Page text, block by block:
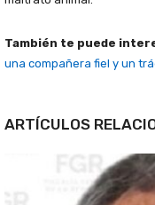
También te puede
una compañera fiel y un
ARTÍCULOS